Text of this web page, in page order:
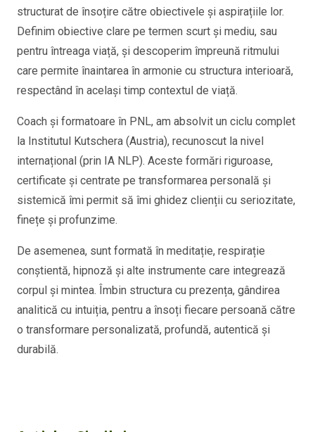
structurat de însoțire către obiectivele și aspirațiile lor.
Definim obiective clare pe termen scurt și mediu, sau
pentru întreaga viață, și descoperim împreună ritmului
care permite înaintarea în armonie cu structura interioară,
respectând în același timp contextul de viață.
Coach și formatoare în PNL, am absolvit un ciclu complet
la Institutul Kutschera (Austria), recunoscut la nivel
internațional (prin IA NLP). Aceste formări riguroase,
certificate și centrate pe transformarea personală și
sistemică îmi permit să îmi ghidez clienții cu seriozitate,
finețe și profunzime.
De asemenea, sunt formată în meditație, respirație
conștientă, hipnoză și alte instrumente care integrează
corpul și mintea. Îmbin structura cu prezența, gândirea
analitică cu intuiția, pentru a însoți fiecare persoană către
o transformare personalizată, profundă, autentică și
durabilă.